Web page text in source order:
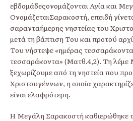
εβδοµάδεςονοµάζονται Αγία και
ΟνοµάζεταιΣαρακοστή, επειδή
σαρανταήµερης νηστείας του
µετά τη βάπτιση Του και προτού
Του νήστεψε «ηµέρας
τεσσαράκοντα» (Ματθ.4,2). Τη λέµε
ξεχωρίζουµε από τη νηστεία που
Χριστουγέννων, η οποία
είναι ελαφρότερη.
Η Μεγάλη Σαρακοστή καθιερώθηκε